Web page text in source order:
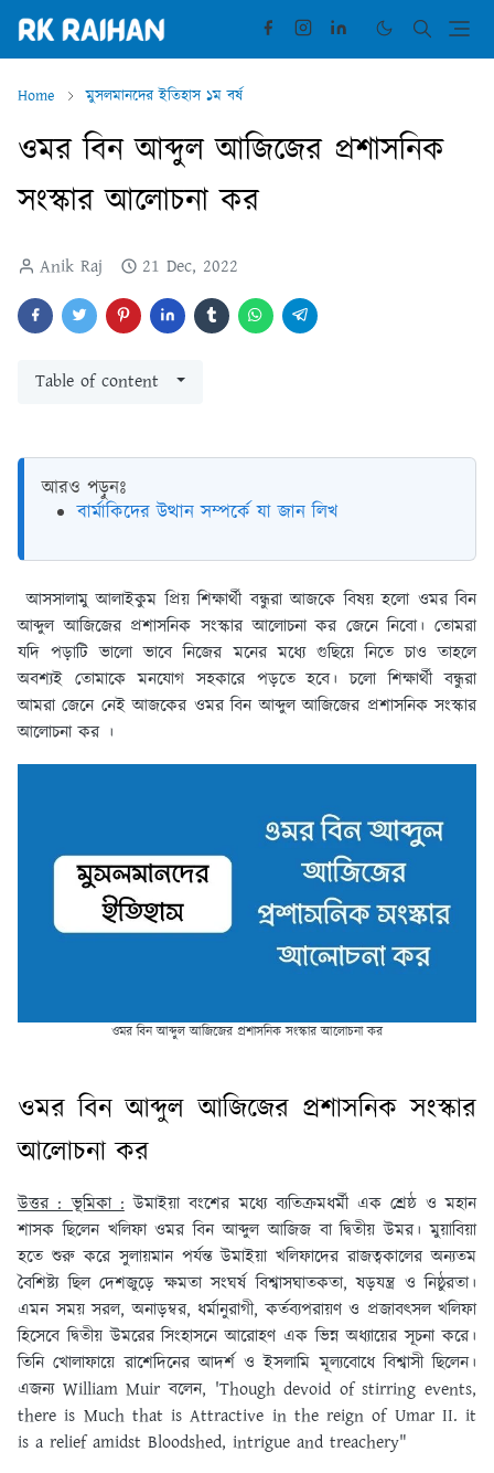
Home মুসলমানদের ইতিহাস ১ম বর্ষ
ওমর বিন আব্দুল আজিজের প্রশাসনিক
সংস্কার আলোচনা কর
Anik Raj 21 Dec, 2022
Table of content
আরও পড়ুনঃ
বার্মাকিদের উত্থান সম্পর্কে যা জান লিখ
আসসালামু আলাইকুম প্রিয় শিক্ষার্থী বন্ধুরা আজকে বিষয় হলো ওমর বিন
আব্দুল আজিজের প্রশাসনিক সংস্কার আলোচনা কর জেনে নিবো। তোমরা
যদি পড়াটি ভালো ভাবে নিজের মনের মধ্যে গুছিয়ে নিতে চাও তাহলে
অবশ্যই তোমাকে মনযোগ সহকারে পড়তে হবে। চলো শিক্ষার্থী বন্ধুরা
আমরা জেনে নেই আজকের ওমর বিন আব্দুল আজিজের প্রশাসনিক সংস্কার
আলোচনা কর ।
ওমর বিন আব্দুল আজিজের প্রশাসনিক সংস্কার আলোচনা কর
ওমর বিন আব্দুল আজিজের প্রশাসনিক সংস্কার
আলোচনা কর
উত্তর : ভূমিকা :উমাইয়া বংশের মধ্যে ব্যতিক্রমধর্মী এক শ্রেষ্ঠ ও মহান
শাসক ছিলেন খলিফা ওমর বিন আব্দুল আজিজ বা দ্বিতীয় উমর। মুয়াবিয়া
হতে শুরু করে সুলায়মান পর্যন্ত উমাইয়া খলিফাদের রাজত্বকালের অন্যতম
বৈশিষ্ট্য ছিল দেশজুড়ে ক্ষমতা সংঘর্ষ বিশ্বাসঘাতকতা, ষড়যন্ত্র ও নিষ্ঠুরতা।
এমন সময় সরল, অনাড়ম্বর, ধর্মানুরাগী, কর্তব্যপরায়ণ ও প্রজাবৎসল খলিফা
হিসেবে দ্বিতীয় উমরের সিংহাসনে আরোহণ এক ভিন্ন অধ্যায়ের সূচনা করে।
তিনি খোলাফায়ে রাশেদিনের আদর্শ ও ইসলামি মূল্যবোধে বিশ্বাসী ছিলেন।
এজন্য William Muir বলেন, 'Though devoid of stirring events,
there is Much that is Attractive in the reign of Umar II. it
is a relief amidst Bloodshed, intrigue and treachery"